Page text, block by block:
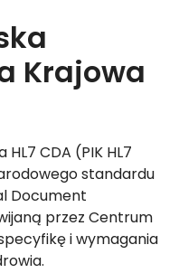
Krajowa
CDA (PIK HL7
standardu
Document
przez Centrum
i wymagania